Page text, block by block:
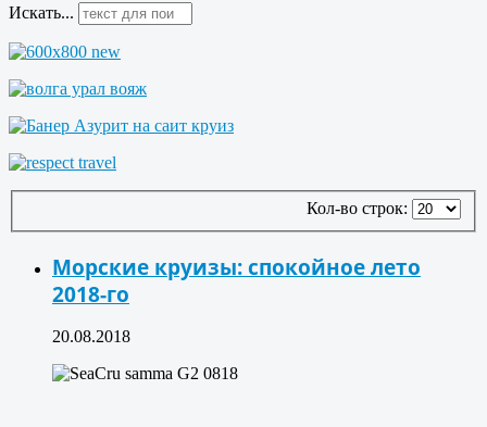
Искать...
Кол-во строк:
Морские круизы: спокойное лето
2018-го
20.08.2018